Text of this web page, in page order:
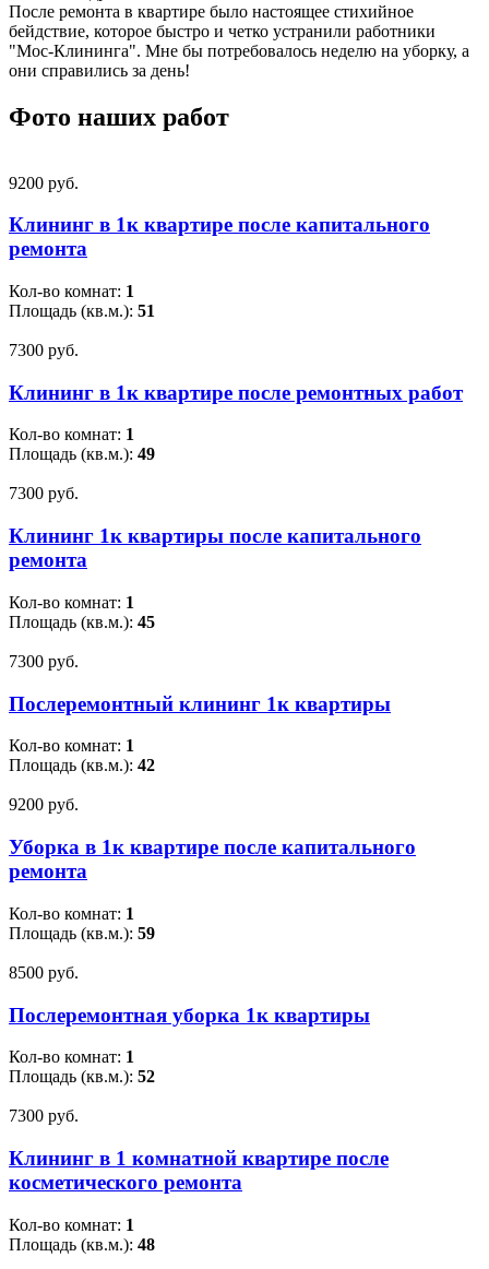
После ремонта в квартире было настоящее стихийное
бейдствие, которое быстро и четко устранили работники
"Мос-Клининга". Мне бы потребовалось неделю на уборку, а
они справились за день!
Фото наших работ
9200 pуб.
Клининг в 1к квартире после капитального
ремонта
Кол-во комнат: 1
Площадь (кв.м.): 51
7300 pуб.
Клининг в 1к квартире после ремонтных работ
Кол-во комнат: 1
Площадь (кв.м.): 49
7300 pуб.
Клининг 1к квартиры после капитального
ремонта
Кол-во комнат: 1
Площадь (кв.м.): 45
7300 pуб.
Послеремонтный клининг 1к квартиры
Кол-во комнат: 1
Площадь (кв.м.): 42
9200 pуб.
Уборка в 1к квартире после капитального
ремонта
Кол-во комнат: 1
Площадь (кв.м.): 59
8500 pуб.
Послеремонтная уборка 1к квартиры
Кол-во комнат: 1
Площадь (кв.м.): 52
7300 pуб.
Клининг в 1 комнатной квартире после
косметического ремонта
Кол-во комнат: 1
Площадь (кв.м.): 48